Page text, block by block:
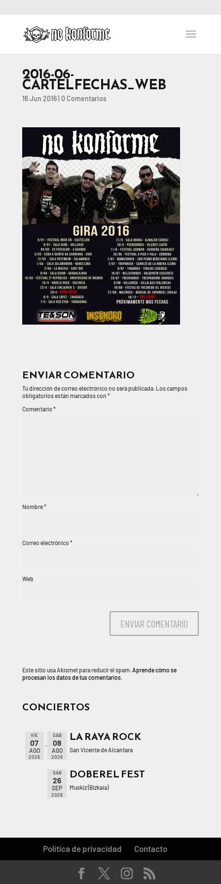
2016-06-
CARTELFECHAS_WEB
16 Jun 2016| 0 Comentarios
ENVIAR COMENTARIO
Tu dirección de correo electrónico no será publicada. Los campos
obligatorios están marcados con *
Comentario *
Nombre*
Correo electrónico *
Web
Este sitio usa Akismet para reducir el spam.Aprende cómo se
procesan los datos de tus comentarios.
CONCIERTOS
VIE
07
AGO
2026
SÁB
08
AGO
2026
LA RAYA ROCK
San Vicente de Alcantara
SÁB
26
SEP
2026
DOBEREL FEST
Muskiz (Bizkaia)
Política de privacidad Contacto